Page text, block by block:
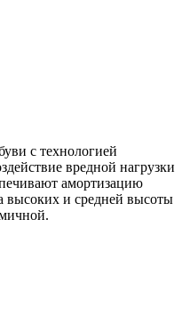
с технологией
вредной нагрузки
амортизацию
высоких и средней высоты